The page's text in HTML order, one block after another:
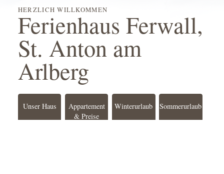
HERZLICH WILLKOMMEN
Ferienhaus Ferwall,
St. Anton am
Arlberg
Unser Haus
Appartement
& Preise
Winterurlaub Sommerurlaub